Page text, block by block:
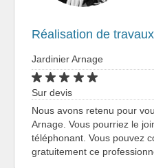
Réalisation de
Jardinier Arnage
Sur devis
Nous avons retenu pour
Arnage. Vous pourriez le
téléphonant. Vous pouvez
gratuitement ce